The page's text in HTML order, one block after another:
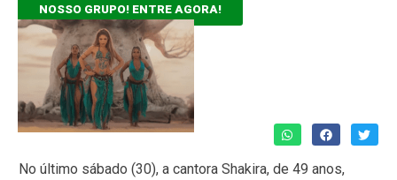
NOSSO GRUPO! ENTRE AGORA!
No último sábado (30), a cantora Shakira, de 49 anos,